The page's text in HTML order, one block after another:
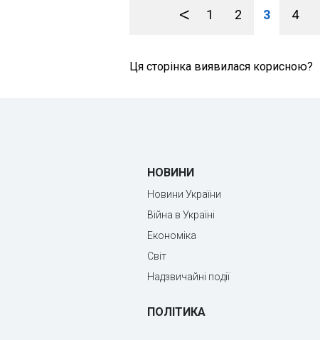
< 1 2 3 4
Ця сторінка виявилася корисною?
НОВИНИ
Новини України
Війна в Україні
Економіка
Світ
Надзвичайні події
ПОЛІТИКА